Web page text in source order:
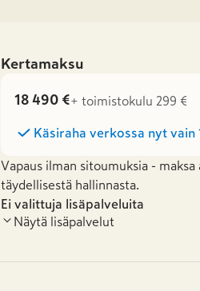
Kertamaksu
18 490 €+ toimistokulu 299 €
Käsiraha verkossa nyt vain
Vapaus ilman sitoumuksia -
täydellisestä hallinnasta.
Ei valittuja lisäpalveluita
Näytä lisäpalvelut